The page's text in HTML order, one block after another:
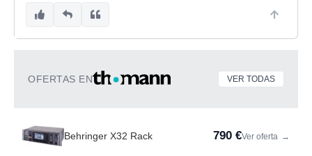
OFERTAS EN VER TODAS
Behringer X32 Rack 790 €Ver oferta →